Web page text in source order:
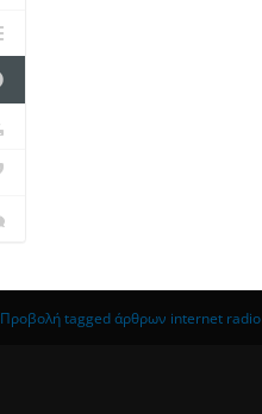
Προβολή tagged άρθρων internet radio